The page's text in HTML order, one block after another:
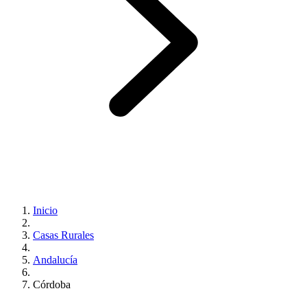
Inicio
Casas Rurales
Andalucía
Córdoba